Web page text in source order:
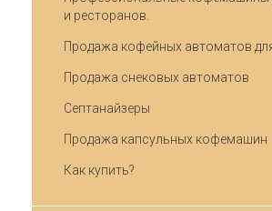
и ресторанов.
Продажа кофейных автоматов
Продажа снековых автоматов
Септанайзеры
Продажа капсульных кофемашин
Как купить?